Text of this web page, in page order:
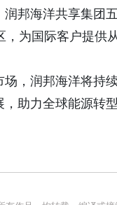
邦海洋共享集团
为国际客户提供
，润邦海洋将持
助力全球能源转